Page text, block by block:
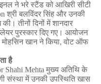
ने भरे स्टैंड को आखिरी सीटी
श्री बलविंदर सिंह और उनकी
की। तीनों दिनों में शानदार
पुरस्कार दिए गए। आयोजन
मोहसिन खान ने किया, वोट ऑफ
है
Shahi Mehta मुख्य अतिथि के
संस्था में उनकी उपस्थिति खास